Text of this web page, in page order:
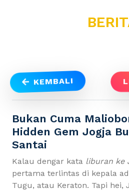
KEMBALI
Bukan Cuma
Hidden Gem Jogja
Santai
Kalau dengar kata liburan ke
pertama terlintas di kepala
Tugu, atau Keraton. Tapi hei,